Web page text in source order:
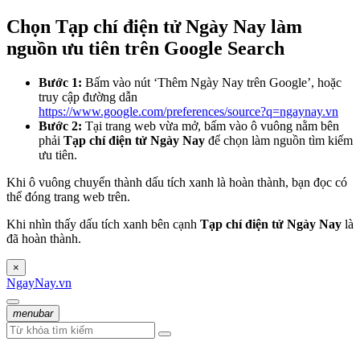
Chọn Tạp chí điện tử Ngày Nay làm
nguồn ưu tiên trên Google Search
Bước 1: Bấm vào nút ‘Thêm Ngày Nay trên Google’, hoặc
truy cập đường dẫn
https://www.google.com/preferences/source?q=ngaynay.vn
Bước 2: Tại trang web vừa mở, bấm vào ô vuông nằm bên
phải Tạp chí điện tử Ngày Nay để chọn làm nguồn tìm kiếm
ưu tiên.
Khi ô vuông chuyển thành dấu tích xanh là hoàn thành, bạn đọc có
thể đóng trang web trên.
Khi nhìn thấy dấu tích xanh bên cạnh Tạp chí điện tử Ngày Nay là
đã hoàn thành.
×
NgayNay.vn
menubar